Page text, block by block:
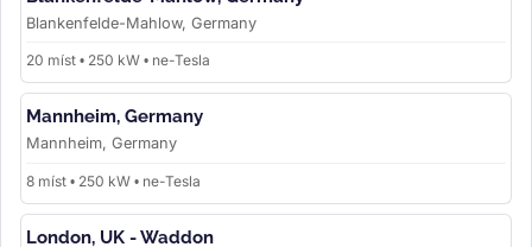
Blankenfelde-Mahlow, Germany
20 míst • 250 kW • ne-Tesla
Mannheim, Germany
Mannheim, Germany
8 míst • 250 kW • ne-Tesla
London, UK - Waddon